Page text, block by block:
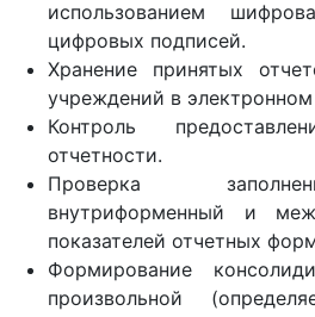
использованием
цифровых подписей.
Хранение принятых
учреждений в
Контроль
отчетности.
Проверка
внутриформенный и
показателей отчетных
Формирование
произвольной